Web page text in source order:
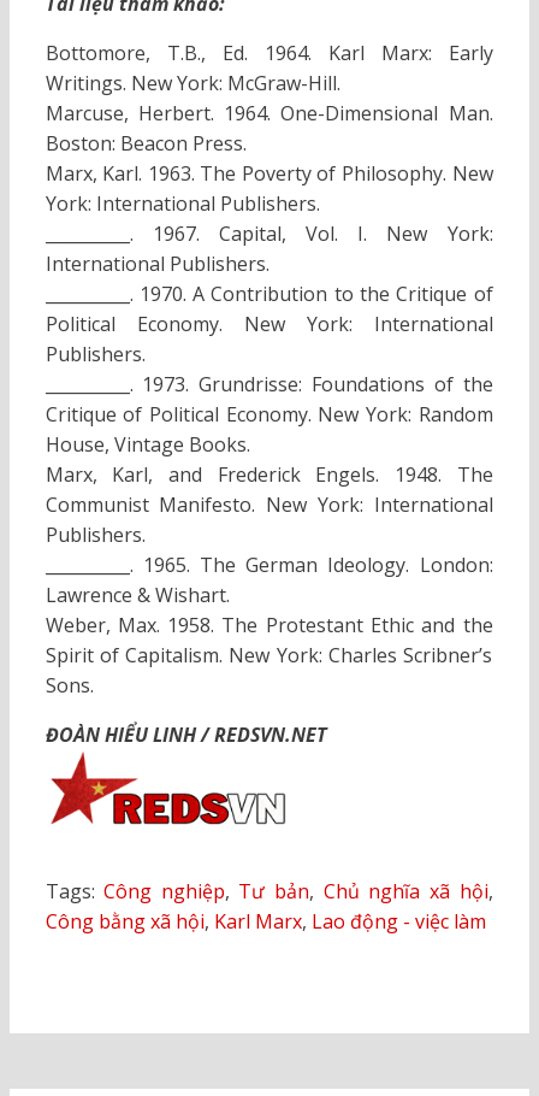
Bottomore, T.B., Ed. 1964. Karl Marx: Early
Writings. New York: McGraw-Hill.
Marcuse, Herbert. 1964. One-Dimensional Man.
Boston: Beacon Press.
Marx, Karl. 1963. The Poverty of Philosophy. New
York: International Publishers.
__________. 1967. Capital, Vol. I. New York:
International Publishers.
__________. 1970. A Contribution to the Critique of
Political Economy. New York: International
Publishers.
__________. 1973. Grundrisse: Foundations of the
Critique of Political Economy. New York: Random
House, Vintage Books.
Marx, Karl, and Frederick Engels. 1948. The
Communist Manifesto. New York: International
Publishers.
__________. 1965. The German Ideology. London:
Lawrence & Wishart.
Weber, Max. 1958. The Protestant Ethic and the
Spirit of Capitalism. New York: Charles Scribner’s
Sons.
ĐOÀN HIỂU LINH / REDSVN.NET
Tags:Công nghiệp, Tư bản, Chủ nghĩa xã hội,
Công bằng xã hội, Karl Marx, Lao động - việc làm